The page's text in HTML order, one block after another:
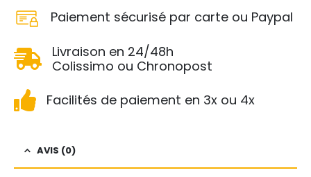
Paiement sécurisé par carte ou Paypal
Livraison en 24/48h
Colissimo ou Chronopost
Facilités de paiement en 3x ou 4x
AVIS (0)